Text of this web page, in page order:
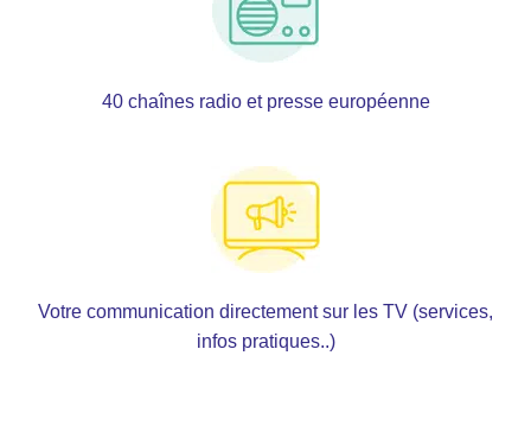
40 chaînes radio et presse européenne
Votre communication directement sur les TV (services,
infos pratiques..)